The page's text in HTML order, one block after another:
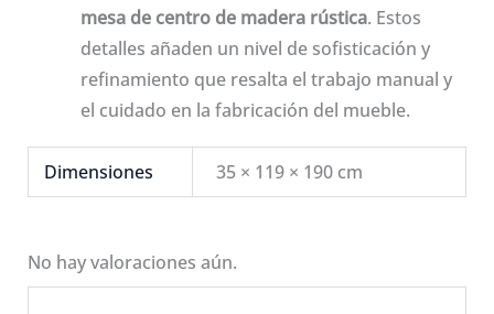
mesa de centro de madera rústica. Estos
detalles añaden un nivel de sofisticación y
refinamiento que resalta el trabajo manual y
el cuidado en la fabricación del mueble.
Dimensiones 35 × 119 × 190 cm
No hay valoraciones aún.